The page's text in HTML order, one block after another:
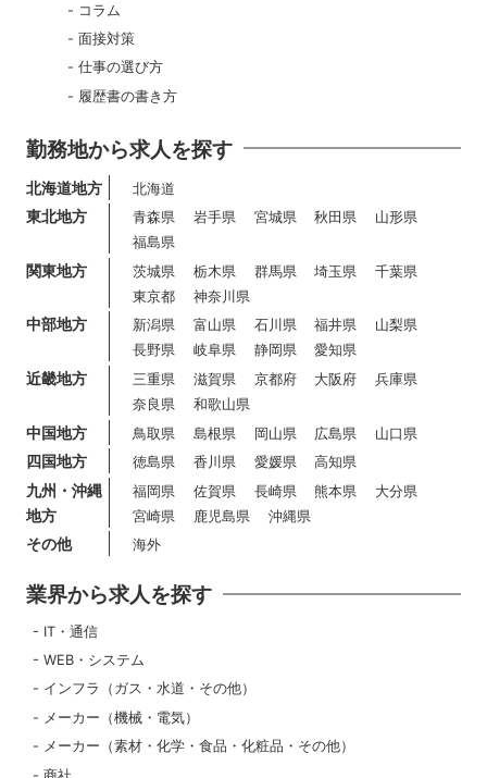
コラム
面接対策
仕事の選び方
履歴書の書き方
勤務地から求人を探す
北海道地方 北海道
東北地方 青森県 岩手県 宮城県 秋田県
山形県
福島県
関東地方 茨城県 栃木県 群馬県 埼玉県
千葉県
東京都
神奈川県
中部地方 新潟県 富山県 石川県 福井県
山梨県
長野県
岐阜県 静岡県 愛知県
近畿地方 三重県 滋賀県 京都府 大阪府
兵庫県
奈良県
和歌山県
中国地方 鳥取県 島根県 岡山県 広島県 山口県
四国地方 徳島県 香川県 愛媛県 高知県
九州・沖縄
地方
福岡県 佐賀県 長崎県 熊本県
大分県
宮崎県
鹿児島県 沖縄県
その他 海外
業界から求人を探す
IT・通信
WEB・システム
インフラ（ガス・水道・その他）
メーカー（機械・電気）
メーカー（素材・化学・食品・化粧品・その他）